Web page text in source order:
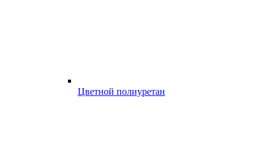
Цветной полиуретан